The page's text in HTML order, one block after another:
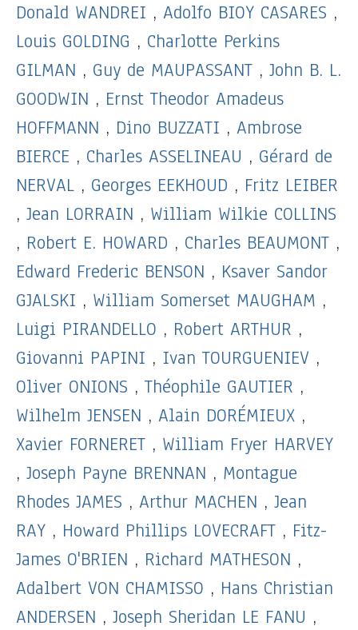
Donald WANDREI , Adolfo BIOY CASARES ,
Louis GOLDING , Charlotte Perkins
GILMAN , Guy de MAUPASSANT , John B. L.
GOODWIN , Ernst Theodor Amadeus
HOFFMANN , Dino BUZZATI , Ambrose
BIERCE , Charles ASSELINEAU , Gérard de
NERVAL , Georges EEKHOUD , Fritz LEIBER
, Jean LORRAIN , William Wilkie COLLINS
, Robert E. HOWARD , Charles BEAUMONT ,
Edward Frederic BENSON , Ksaver Sandor
GJALSKI , William Somerset MAUGHAM ,
Luigi PIRANDELLO , Robert ARTHUR ,
Giovanni PAPINI , Ivan TOURGUENIEV ,
Oliver ONIONS , Théophile GAUTIER ,
Wilhelm JENSEN , Alain DORÉMIEUX ,
Xavier FORNERET , William Fryer HARVEY
, Joseph Payne BRENNAN , Montague
Rhodes JAMES , Arthur MACHEN , Jean
RAY , Howard Phillips LOVECRAFT , Fitz-
James O'BRIEN , Richard MATHESON ,
Adalbert VON CHAMISSO , Hans Christian
ANDERSEN , Joseph Sheridan LE FANU ,